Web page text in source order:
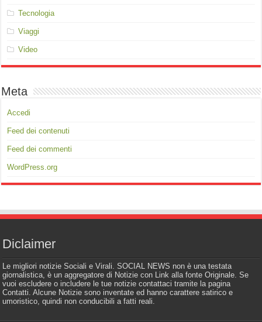
Tecnologia
Viaggi
Video
Meta
Accedi
Feed dei contenuti
Feed dei commenti
WordPress.org
Diclaimer
Le migliori notizie Sociali e Virali. SOCIAL NEWS non è una testata
giornalistica, è un aggregatore di Notizie con Link alla fonte Originale. Se
vuoi escludere o includere le tue notizie contattaci tramite la pagina
Contatti. Alcune Notizie sono inventate ed hanno carattere satirico e
umoristico, quindi non conducibili a fatti reali.